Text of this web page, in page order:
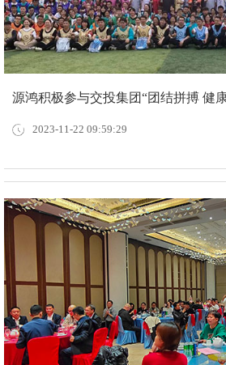
源鸿积极参与交投集团“团结拼搏 健
2023-11-22 09:59:29